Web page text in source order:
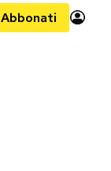
Abbonati